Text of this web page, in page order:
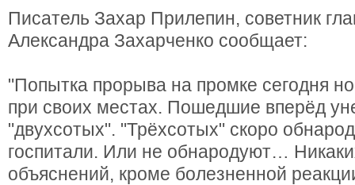
Писатель Захар Прилепин, советник
Александра Захарченко сообщает:
"Попытка прорыва на промке сегодня
при своих местах. Пошедшие вперёд
"двухсотых". "Трёхсотых" скоро
госпитали. Или не обнародуют…
объяснений, кроме болезненной